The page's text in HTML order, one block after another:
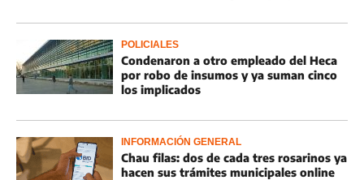
POLICIALES
Condenaron a otro empleado del Heca
por robo de insumos y ya suman cinco
los implicados
INFORMACIÓN GENERAL
Chau filas: dos de cada tres rosarinos ya
hacen sus trámites municipales online